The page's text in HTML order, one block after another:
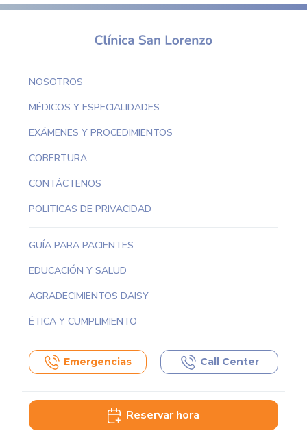
NOSOTROS
MÉDICOS Y ESPECIALIDADES
EXÁMENES Y PROCEDIMIENTOS
COBERTURA
CONTÁCTENOS
POLITICAS DE PRIVACIDAD
GUÍA PARA PACIENTES
EDUCACIÓN Y SALUD
AGRADECIMIENTOS DAISY
ÉTICA Y CUMPLIMIENTO
Emergencias Call Center
Reservar hora